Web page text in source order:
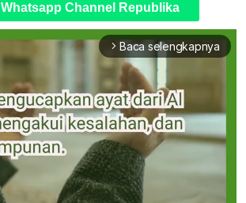
Whatsapp Channel Republika
arrow_forward_ios Baca selengkapnya